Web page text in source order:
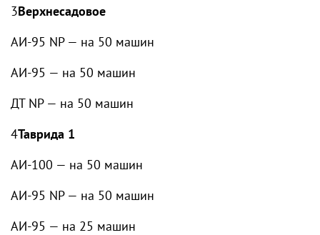
3Верхнесадовое
АИ-95 NP — на 50 машин
АИ-95 — на 50 машин
ДТ NP — на 50 машин
4Таврида 1
АИ-100 — на 50 машин
АИ-95 NP — на 50 машин
АИ-95 — на 25 машин